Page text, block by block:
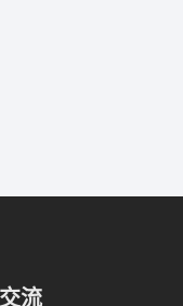
流